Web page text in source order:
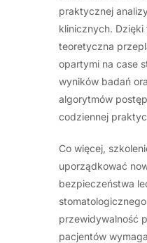
praktycznej
klinicznych. Dzięki
teoretyczna
opartymi na case
wyników badań
algorytmów
codziennej
Co więcej,
uporządkować
bezpieczeństwa
przewidywalność
pacjentów